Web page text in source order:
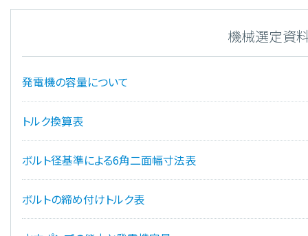
機械選定資
発電機の容量について
トルク換算表
ボルト径基準による6角二面幅寸法表
ボルトの締め付けトルク表